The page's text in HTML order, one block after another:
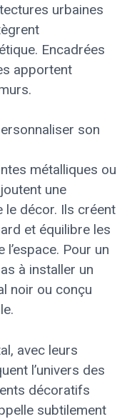
urbaines
Encadrées
apportent
métalliques ou
une
le décor. Ils créent
et équilibre les
Pour un
à installer un
noir ou conçu
avec leurs
l’univers des
décoratifs
subtilement